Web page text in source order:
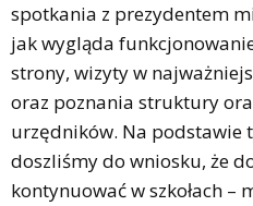
spotkania z prezydentem
jak wygląda
strony, wizyty w
oraz poznania struktury
urzędników. Na podstawie
doszliśmy do wniosku, że
kontynuować w szkołach –